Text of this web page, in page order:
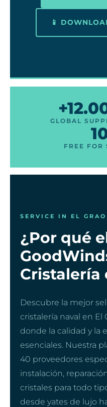
📱
GLOBAL
FREE FOR
SERVICE IN EL GRAO
¿Por qué
Cristalería
Descubre la mejor
cristalería naval en El
donde la calidad y la
esenciales. Nuestra
40 proveedores
instalación,
cristales para todo
desde yates de lujo